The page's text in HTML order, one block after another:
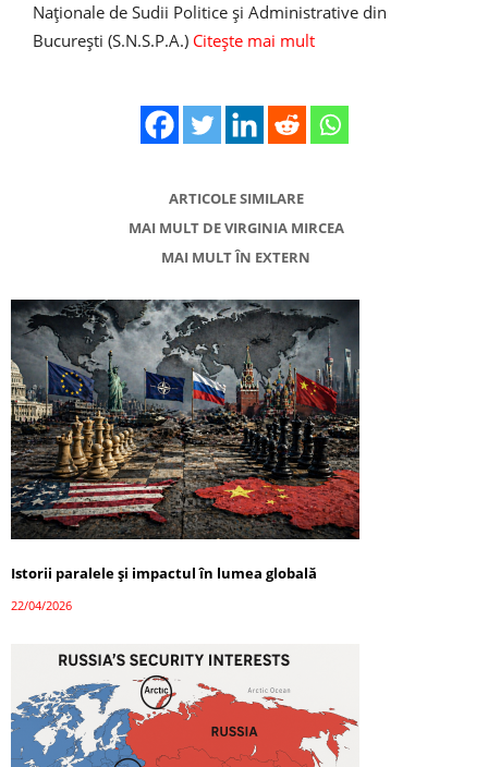
Naţionale de Sudii Politice şi Administrative din
Bucureşti (S.N.S.P.A.) Citește mai mult
ARTICOLE SIMILARE
MAI MULT DE VIRGINIA MIRCEA
MAI MULT ÎN EXTERN
Istorii paralele și impactul în lumea globală
22/04/2026